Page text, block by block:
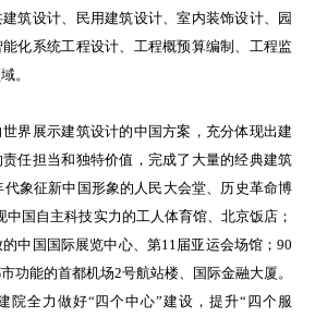
筑设计、民用建筑设计、室内装饰设计、园
化系统工程设计、工程概预算编制、工程监
。
界展示建筑设计的中国方案，充分体现出建
任担当和独特价值，完成了大量的经典建筑
代象征新中国形象的人民大会堂、历史革命博
中国自主科技实力的工人体育馆、北京饭店；
中国国际展览中心、第11届亚运会场馆；90
功能的首都机场2号航站楼、国际金融大厦。
院全力做好“四个中心”建设，提升“四个服